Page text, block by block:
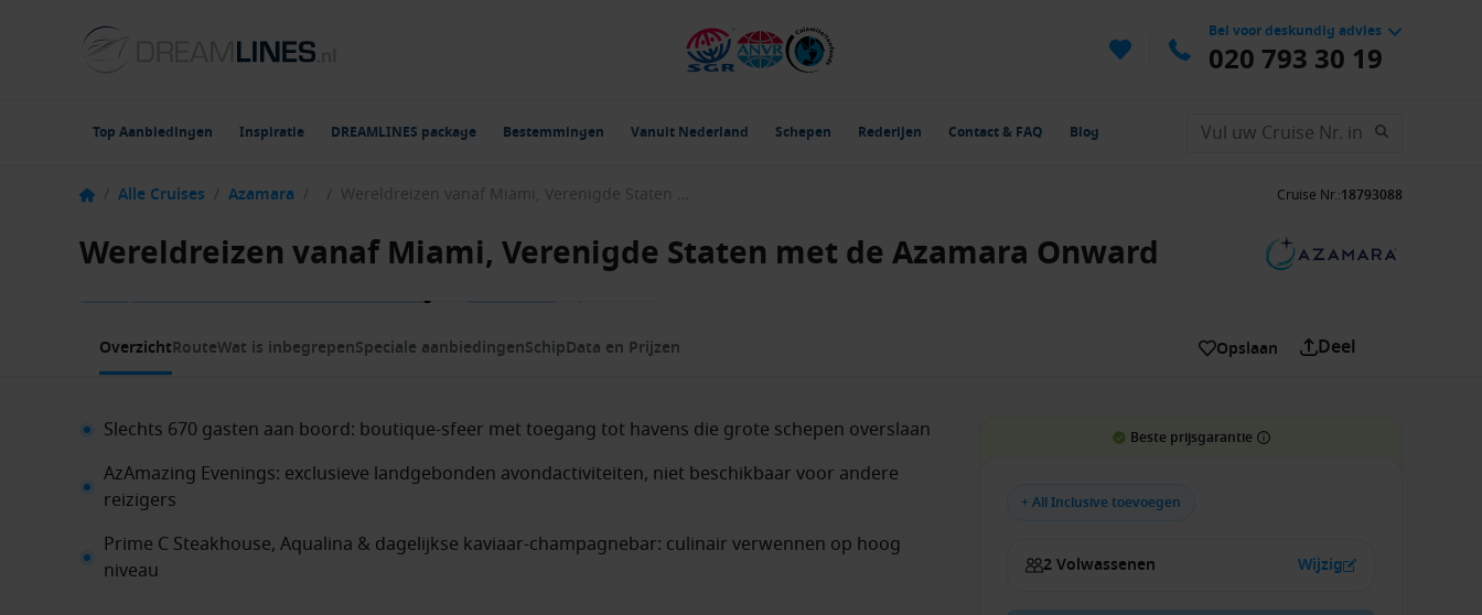
Bel voor deskundig advies
020 793 30 19
Top Aanbiedingen Inspiratie DREAMLINES package Bestemmingen Vanuit Nederland Schepen Rederijen Contact & FAQ Blog
/ Alle Cruises / Azamara / / Wereldreizen vanaf Miami, Verenigde Staten met de Azamara Onward Cruise Nr.:18793088
Wereldreizen vanaf Miami, Verenigde Staten met de Azamara Onward
1 / 14
OverzichtRouteWat is inbegrepenSpeciale aanbiedingenSchipData en Prijzen Opslaan Deel
Slechts 670 gasten aan boord: boutique-sfeer met toegang tot havens die grote schepen overslaan
AzAmazing Evenings: exclusieve landgebonden avondactiviteiten, niet beschikbaar voor andere
reizigers
Prime C Steakhouse, Aqualina & dagelijkse kaviaar-champagnebar: culinair verwennen op hoog
niveau
Beste prijsgarantie
+ All Inclusive toevoegen
2 Volwassenen Wijzig